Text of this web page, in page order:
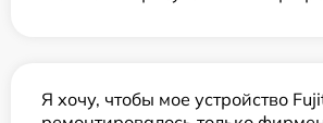
Я хочу, чтобы мое устройство